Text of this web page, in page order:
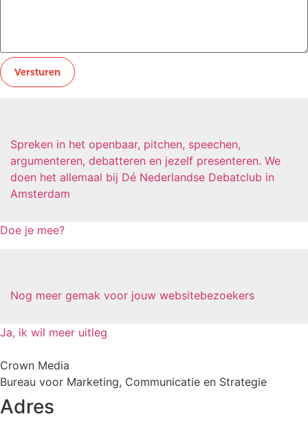
Versturen
Spreken in het openbaar, pitchen, speechen,
argumenteren, debatteren en jezelf presenteren. We
doen het allemaal bij Dé Nederlandse Debatclub in
Amsterdam
Doe je mee?
Nog meer gemak voor jouw websitebezoekers
Ja, ik wil meer uitleg
Crown Media
Bureau voor Marketing, Communicatie en Strategie
Adres